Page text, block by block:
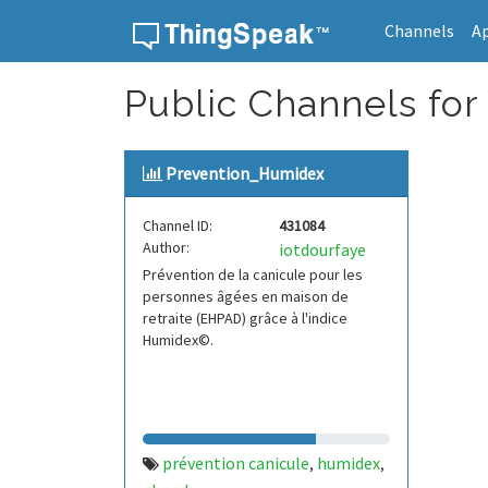
Channels
Public Channels for
Prevention_Humidex
Channel ID:
431084
Author:
iotdourfaye
Prévention de la canicule pour les
personnes âgées en maison de
retraite (EHPAD) grâce à l'indice
Humidex©.
prévention canicule, humidex,